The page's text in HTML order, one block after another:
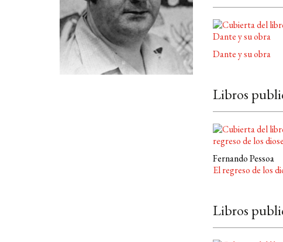
Dante y su obra
Libros
Fernando Pessoa
El regreso de los
Libros